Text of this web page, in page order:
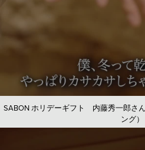
SABON ホリデーギフト 内藤秀一郎さ
ング）